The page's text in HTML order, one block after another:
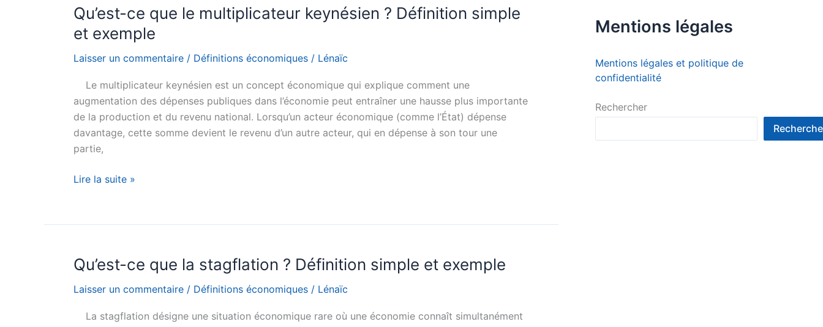
monétaires
?
Définition
simple
exemple
Qu’est-ce que le multiplicateur keynésien ? Définition simple
et exemple
Laisser un commentaire / Définitions économiques / Lénaïc
Le multiplicateur keynésien est un concept économique qui explique comment une
augmentation des dépenses publiques dans l’économie peut entraîner une hausse plus importante
de la production et du revenu national. Lorsqu’un acteur économique (comme l’État) dépense
davantage, cette somme devient le revenu d’un autre acteur, qui en dépense à son tour une
partie,
Qu’est-
le
keynésien
?
Définition
Lire la suite »
Qu’est-ce que la stagflation ? Définition simple et exemple
Laisser un commentaire / Définitions économiques / Lénaïc
La stagflation désigne une situation économique rare où une économie connaît simultanément
Mentions légales
Mentions légales et politique de
confidentialité
Rechercher